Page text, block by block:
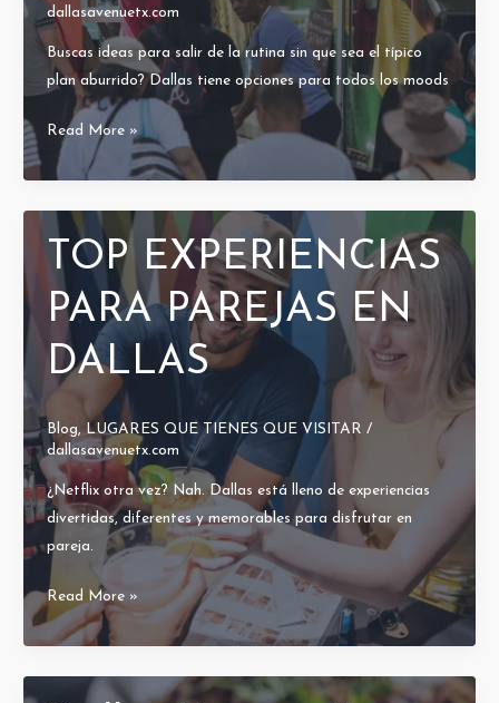
dallasavenuetx.com
Buscas ideas para salir de la rutina sin que sea el típico
plan aburrido? Dallas tiene opciones para todos los moods
15
Experiencias
en
Dallas
para
Hacer
con
Amigos,
Pareja
en
Grupo
Read More »
TOP EXPERIENCIAS
PARA PAREJAS EN
DALLAS
Blog, LUGARES QUE TIENES QUE VISITAR /
dallasavenuetx.com
¿Netflix otra vez? Nah. Dallas está lleno de experiencias
divertidas, diferentes y memorables para disfrutar en
pareja.
TOP
EXPERIENCIAS
PAREJAS
Read More »